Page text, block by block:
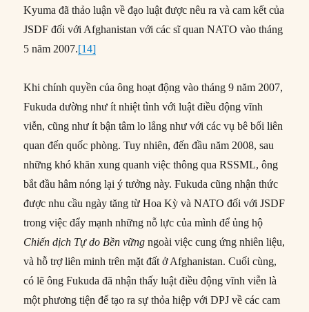
Kyuma đã thảo luận về đạo luật được nêu ra và cam kết của
JSDF đối với Afghanistan với các sĩ quan NATO vào tháng
5 năm 2007.[14]
Khi chính quyền của ông hoạt động vào tháng 9 năm 2007,
Fukuda dường như ít nhiệt tình với luật điều động vĩnh
viễn, cũng như ít bận tâm lo lắng như với các vụ bê bối liên
quan đến quốc phòng. Tuy nhiên, đến đầu năm 2008, sau
những khó khăn xung quanh việc thông qua RSSML, ông
bắt đầu hâm nóng lại ý tưởng này. Fukuda cũng nhận thức
được nhu cầu ngày tăng từ Hoa Kỳ và NATO đối với JSDF
trong việc đẩy mạnh những nỗ lực của mình để ủng hộ
Chiến dịch Tự do Bền vững ngoài việc cung ứng nhiên liệu,
và hỗ trợ liên minh trên mặt đất ở Afghanistan. Cuối cùng,
có lẽ ông Fukuda đã nhận thấy luật điều động vĩnh viễn là
một phương tiện để tạo ra sự thỏa hiệp với DPJ về các cam